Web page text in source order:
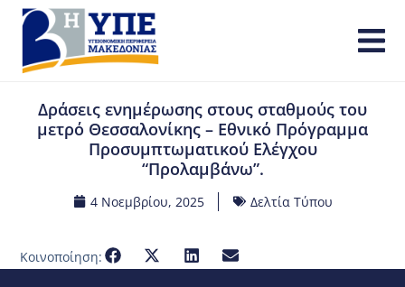
Δράσεις ενημέρωσης στους σταθμούς του
μετρό Θεσσαλονίκης – Εθνικό Πρόγραμμα
Προσυμπτωματικού Ελέγχου
“Προλαμβάνω”.
4 Νοεμβρίου, 2025 Δελτία Τύπου
Κοινοποίηση: